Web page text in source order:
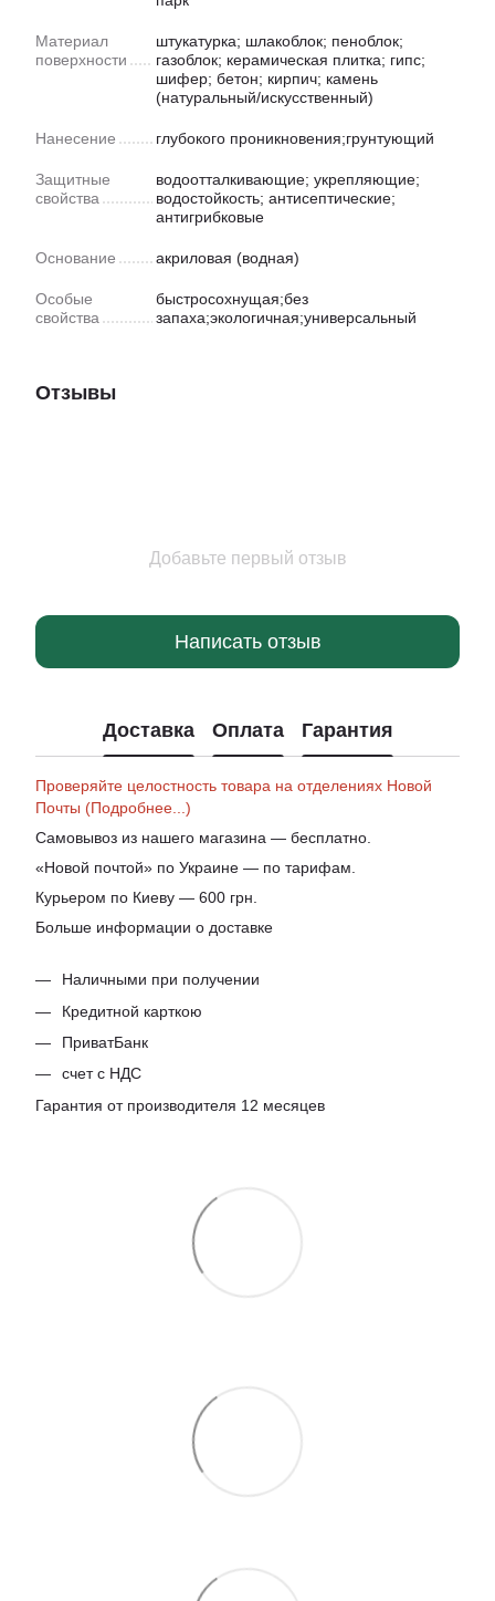
Материал
поверхности
штукатурка; шлакоблок; пеноблок;
газоблок; керамическая плитка; гипс;
шифер; бетон; кирпич; камень
(натуральный/искусственный)
Нанесение глубокого проникновения;грунтующий
Защитные
свойства
водоотталкивающие; укрепляющие;
водостойкость; антисептические;
антигрибковые
Основание акриловая (водная)
Особые
свойства
быстросохнущая;без
запаха;экологичная;универсальный
Отзывы
Добавьте первый отзыв
Написать отзыв
Доставка Оплата Гарантия
Проверяйте целостность товара на отделениях Новой
Почты (Подробнее...)
Самовывоз из нашего магазина — бесплатно.
«Новой почтой» по Украине — по тарифам.
Курьером по Киеву — 600 грн.
Больше информации о доставке
Наличными при получении
Кредитной карткою
ПриватБанк
счет с НДС
Гарантия от производителя 12 месяцев